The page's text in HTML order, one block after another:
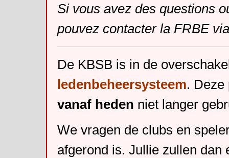
Si vous avez des questions
pouvez contacter la FRBE
De KBSB is in de
ledenbeheersysteem. Deze
vanaf heden niet langer
We vragen de clubs en
afgerond is. Jullie zullen dan